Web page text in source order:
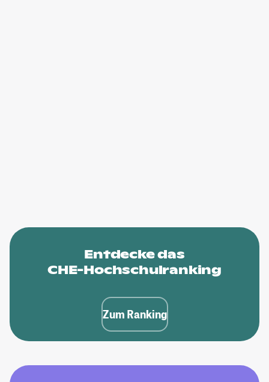
Entdecke das
CHE-Hochschulranking
Zum Ranking